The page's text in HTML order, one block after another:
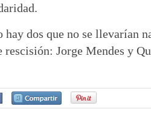
hay dos que no se llevarían
rescisión: Jorge Mendes y